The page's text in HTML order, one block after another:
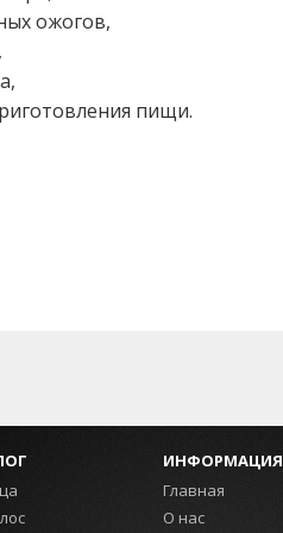
ожогов,
пищи.
ИНФОРМАЦИЯ
Главная
О нас